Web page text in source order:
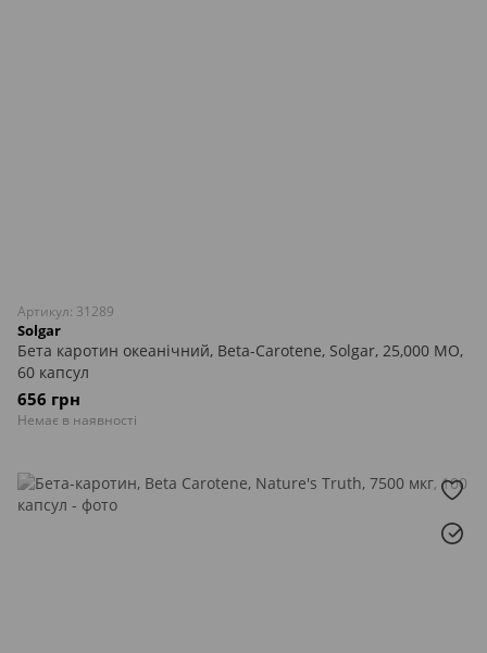
Артикул: 31289
Solgar
Бета каротин океанічний, Beta-Carotene, Solgar, 25,000 МО,
60 капсул
656 грн
Немає в наявності